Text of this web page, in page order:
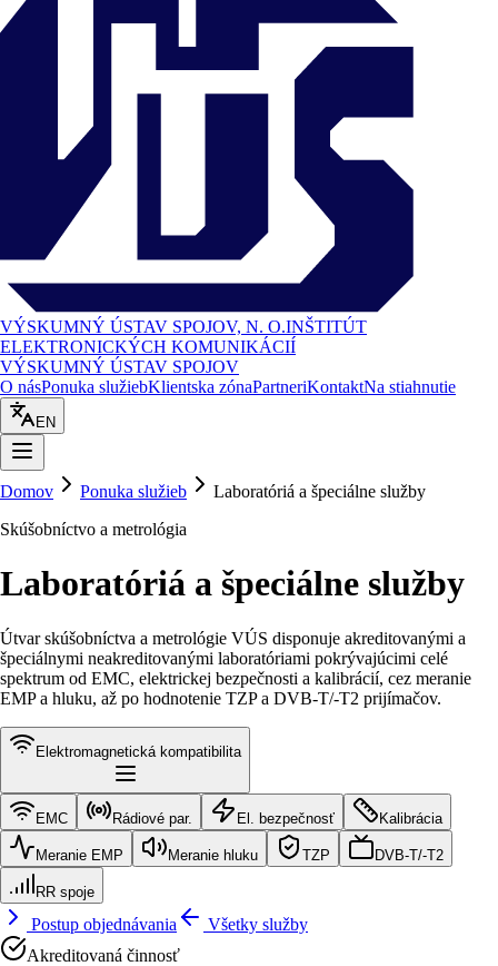
VÝSKUMNÝ ÚSTAV SPOJOV, N. O.INŠTITÚT
ELEKTRONICKÝCH KOMUNIKÁCIÍ
VÝSKUMNÝ ÚSTAV SPOJOV
O násPonuka služiebKlientska zónaPartneriKontaktNa stiahnutie
EN
Domov Ponuka služieb
Laboratóriá a špeciálne služby
Skúšobníctvo a metrológia
Laboratóriá a špeciálne služby
Útvar skúšobníctva a metrológie VÚS disponuje akreditovanými a
špeciálnymi neakreditovanými laboratóriami pokrývajúcimi celé
spektrum od EMC, elektrickej bezpečnosti a kalibrácií, cez meranie
EMP a hluku, až po hodnotenie TZP a DVB-T/-T2 prijímačov.
Elektromagnetická kompatibilita
EMC Rádiové par. El. bezpečnosť Kalibrácia
Meranie EMP Meranie hluku TZP DVB-T/-T2
RR spoje
Postup objednávania
Všetky služby
Akreditovaná činnosť